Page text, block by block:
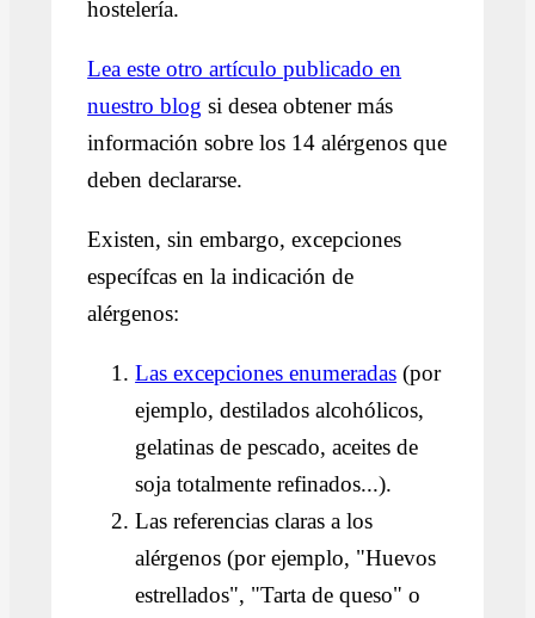
hostelería.
Lea este otro artículo publicado en
nuestro blog si desea obtener más
información sobre los 14 alérgenos que
deben declararse.
Existen, sin embargo, excepciones
específcas en la indicación de
alérgenos:
Las excepciones enumeradas (por
ejemplo, destilados alcohólicos,
gelatinas de pescado, aceites de
soja totalmente refinados...).
Las referencias claras a los
alérgenos (por ejemplo, "Huevos
estrellados", "Tarta de queso" o